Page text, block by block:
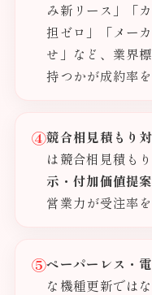
み新リース」「
担ゼロ」「メー
せ」など、業界
持つかが成約率を
④競合相見積もり
は競合相見積もり
示・付加価値提
営業力が受注率を
⑤ペーパーレス・
な機種更新では